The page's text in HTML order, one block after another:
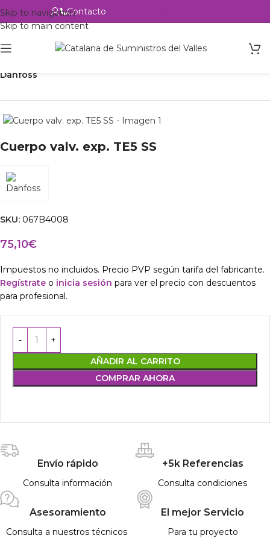
Skip to navigation
Skip to main content
Contacto
Danfoss
Cuerpo valv. exp. TE5 SS
SKU: 067B4008
75,10€
Impuestos no incluidos. Precio PVP según tarifa del fabricante.
Regístrate o inicia sesión para ver el precio con descuentos
para profesional.
AÑADIR AL CARRITO
COMPRAR AHORA
Envío rápido
Consulta información
+5k Referencias
Consulta condiciones
Asesoramiento
Consulta a nuestros técnicos
El mejor Servicio
Para tu proyecto